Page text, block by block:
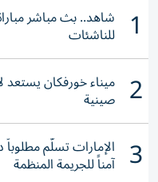
1 شاهد.. بث مباشر
للناشئات
2 ميناء خورفكان يستعد
صينية
3 الإمارات تسلّم مطلوباً
آمناً للجريمة المنظمة